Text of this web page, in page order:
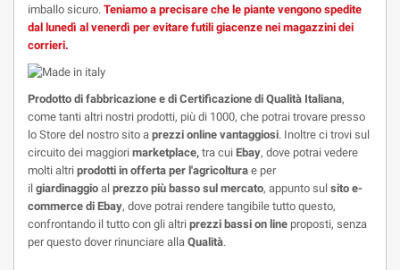
imballo sicuro. Teniamo a precisare che le piante vengono spedite
dal lunedì al venerdì per evitare futili giacenze nei magazzini dei
corrieri.
Prodotto di fabbricazione e di Certificazione di Qualità Italiana,
come tanti altri nostri prodotti, più di 1000, che potrai trovare presso
lo Store del nostro sito a prezzi online vantaggiosi. Inoltre ci trovi sul
circuito dei maggiori marketplace, tra cui Ebay, dove potrai vedere
molti altri prodotti in offerta per l'agricoltura e per
il giardinaggio al prezzo più basso sul mercato, appunto sul sito e-
commerce di Ebay, dove potrai rendere tangibile tutto questo,
confrontando il tutto con gli altri prezzi bassi on line proposti, senza
per questo dover rinunciare alla Qualità.